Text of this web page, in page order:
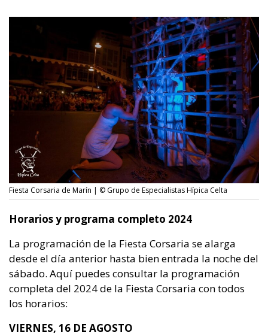
Fiesta Corsaria de Marín | © Grupo de Especialistas Hípica Celta
Horarios y programa completo 2024
La programación de la Fiesta Corsaria se alarga
desde el día anterior hasta bien entrada la noche del
sábado. Aquí puedes consultar la programación
completa del 2024 de la Fiesta Corsaria con todos
los horarios:
VIERNES, 16 DE AGOSTO